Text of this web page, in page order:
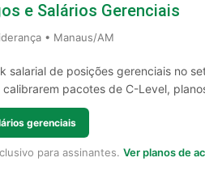
e Salários Gerenciais
• Manaus/AM
salarial de posições gerenciais no
calibrarem pacotes de C-Level,
gerenciais
para assinantes. Ver planos de